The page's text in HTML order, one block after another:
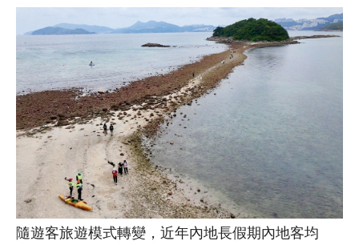
隨遊客旅遊模式轉變，近年內地長假期內地客均